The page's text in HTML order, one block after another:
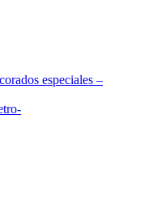
especiales –